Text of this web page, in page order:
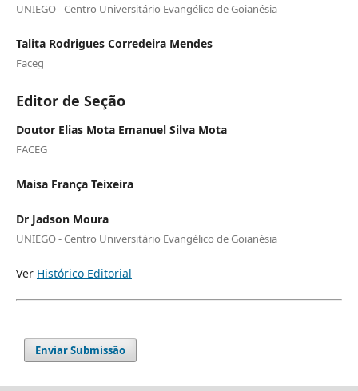
UNIEGO - Centro Universitário Evangélico de Goianésia
Talita Rodrigues Corredeira Mendes
Faceg
Editor de Seção
Doutor Elias Mota Emanuel Silva Mota
FACEG
Maisa França Teixeira
Dr Jadson Moura
UNIEGO - Centro Universitário Evangélico de Goianésia
Ver Histórico Editorial
Enviar Submissão